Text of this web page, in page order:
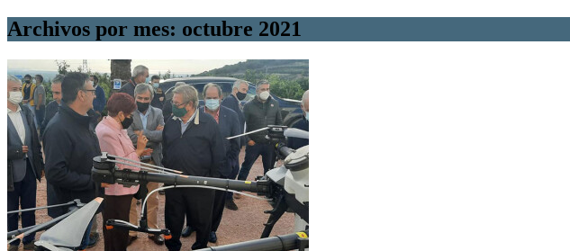
Archivos por mes: octubre 2021